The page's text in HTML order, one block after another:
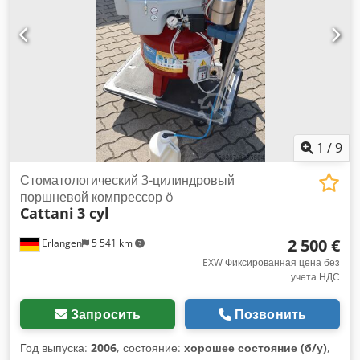
Eiceujck Размеры: 1345 х 457 х 1054 мм. Вес: 115 кг У нас
всегда в наличии большой выбор новых и б/у
компрессоров!
1 /9
Erlangen 5 541 km
Стоматологический 3-цилиндровый
поршневой компрессор ö
Cattani 3 cyl
2 500 €
EXW Фиксированная цена без
учета НДС
Запросить Позвонить
Год выпуска: 2006, состояние: хорошее состояние (б/у),